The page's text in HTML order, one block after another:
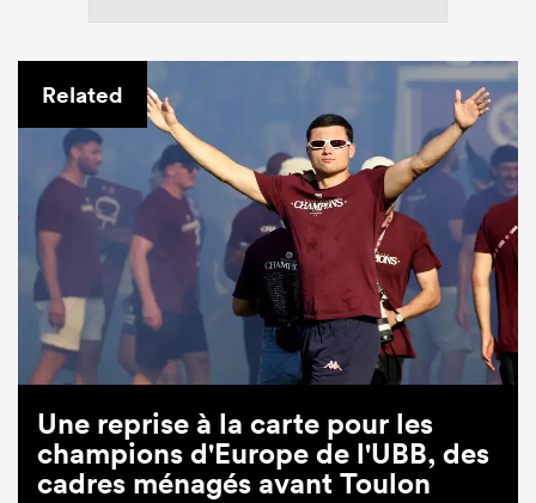
Related
Une reprise à la carte pour les
champions d'Europe de l'UBB, des
cadres ménagés avant Toulon